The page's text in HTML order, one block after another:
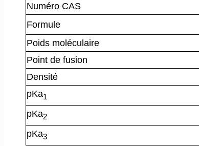
Numéro CAS
Formule
Poids moléculaire
Point de fusion
Densité
pKa1
pKa2
pKa3